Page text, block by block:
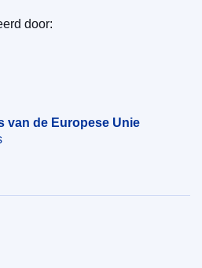
van de Europese Unie
door:
van de Europese Unie